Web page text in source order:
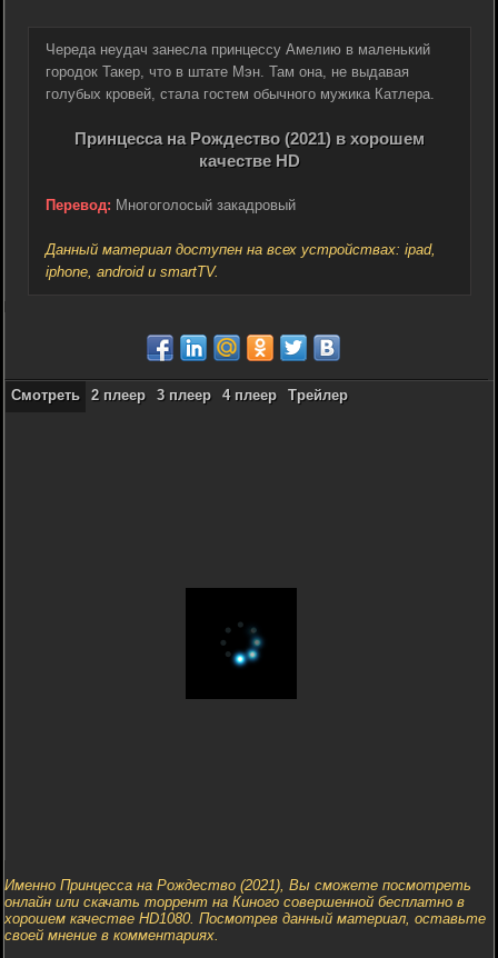
Череда неудач занесла принцессу Амелию в маленький
городок Такер, что в штате Мэн. Там она, не выдавая
голубых кровей, стала гостем обычного мужика Катлера.
Принцесса на Рождество (2021) в хорошем
качестве HD
Перевод: Многоголосый закадровый
Данный материал доступен на всех устройствах: ipad,
iphone, android и smartTV.
Смотреть 2 плеер 3 плеер 4 плеер Трейлер
Именно Принцесса на Рождество (2021), Вы сможете посмотреть
онлайн или скачать торрент на Киного совершенной бесплатно в
хорошем качестве HD1080. Посмотрев данный материал, оставьте
своей мнение в комментариях.